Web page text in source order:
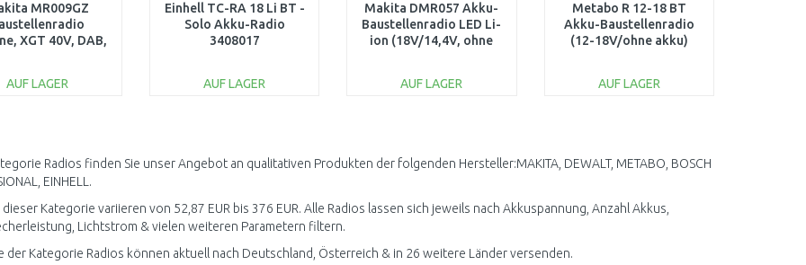
MR009GZ
XGT 40V, DAB,
AUF LAGER
Vergleichen
Einhell TC-RA 18 Li BT -
Solo Akku-Radio
3408017
AUF LAGER
Vergleichen
Makita DMR057 Akku-
Baustellenradio LED Li-
ion (18V/14,4V, ohne
AUF LAGER
Vergleichen
Metabo R 12-18 BT
Akku-Baustellenradio
(12-18V/ohne akku)
AUF LAGER
Vergleichen
Radios finden Sie unser Angebot an qualitativen Produkten der folgenden Hersteller:MAKITA, DEWALT, METABO, BOSCH
EINHELL.
dieser Kategorie variieren von 52,87 EUR bis 376 EUR. Alle Radios lassen sich jeweils nach Akkuspannung, Anzahl Akkus,
Lichtstrom & vielen weiteren Parametern filtern.
der Kategorie Radios können aktuell nach Deutschland, Österreich & in 26 weitere Länder versenden.